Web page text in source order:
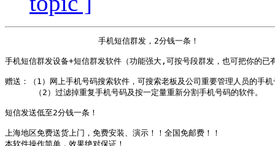
                   手机短信群发，2分钱一条！
手机短信群发设备+短信群发软件（功能强大,可按号段群发，也可把你的已
赠送：（1）网上手机号码搜索软件，可搜索老板及公司重要管理人员的手机
      （2）过滤掉重复手机号码及按一定量重新分割手机号码的软件。
短信发送低至2分钱一条！
上海地区免费送货上门，免费安装、演示！！全国免邮费！！
本软件操作简单，效果绝对保证！